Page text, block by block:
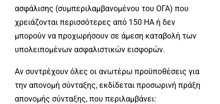
ασφάλισης (συμπεριλαμβανομένου του ΟΓΑ) που
χρειάζονται περισσότερες από 150 ΗΑ ή δεν
μπορούν να προχωρήσουν σε άμεση καταβολή των
υπολειπομένων ασφαλιστικών εισφορών.
Αν συντρέχουν όλες οι ανωτέρω προϋποθέσεις για
την απονομή σύνταξης, εκδίδεται προσωρινή πράξη
απονομής σύνταξης, που περιλαμβάνει: